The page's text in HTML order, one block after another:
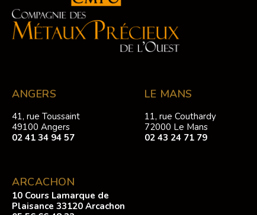
ANGERS
41, rue Toussaint
49100 Angers
02 41 34 94 57
ARCACHON
10 Cours Lamarque de
Plaisance 33120 Arcachon
LE MANS
11, rue Couthardy
72000 Le Mans
02 43 24 71 79